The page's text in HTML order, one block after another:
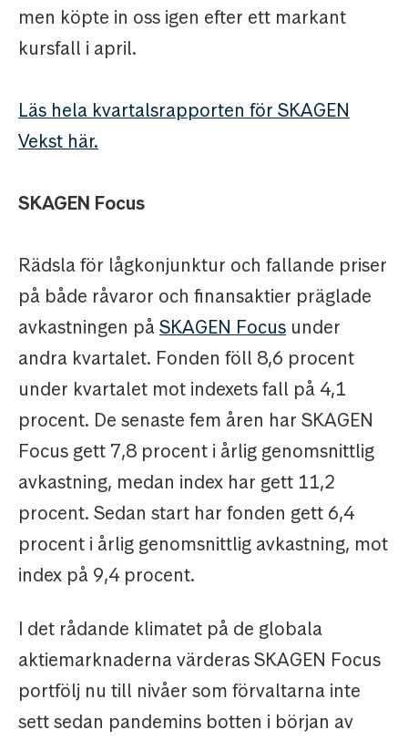
men köpte in oss igen efter ett markant
kursfall i april.
Läs hela kvartalsrapporten för SKAGEN
Vekst här.
SKAGEN Focus
Rädsla för lågkonjunktur och fallande priser
på både råvaror och finansaktier präglade
avkastningen påSKAGEN Focus under
andra kvartalet. Fonden föll 8,6 procent
under kvartalet mot indexets fall på 4,1
procent. De senaste fem åren har SKAGEN
Focus gett 7,8 procent i årlig genomsnittlig
avkastning, medan index har gett 11,2
procent. Sedan start har fonden gett 6,4
procent i årlig genomsnittlig avkastning, mot
index på 9,4 procent.
I det rådande klimatet på de globala
aktiemarknaderna värderas SKAGEN Focus
portfölj nu till nivåer som förvaltarna inte
sett sedan pandemins botten i början av